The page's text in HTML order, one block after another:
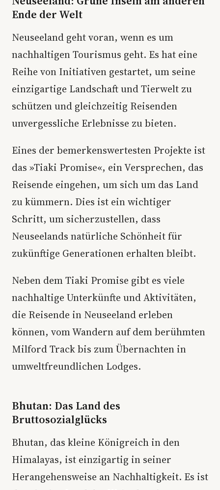
Ende der Welt
Neuseeland geht voran, wenn es um
nachhaltigen Tourismus geht. Es hat eine
Reihe von Initiativen gestartet, um seine
einzigartige Landschaft und Tierwelt zu
schützen und gleichzeitig Reisenden
unvergessliche Erlebnisse zu bieten.
Eines der bemerkenswertesten Projekte ist
das »Tiaki Promise«, ein Versprechen, das
Reisende eingehen, um sich um das Land
zu kümmern. Dies ist ein wichtiger
Schritt, um sicherzustellen, dass
Neuseelands natürliche Schönheit für
zukünftige Generationen erhalten bleibt.
Neben dem Tiaki Promise gibt es viele
nachhaltige Unterkünfte und Aktivitäten,
die Reisende in Neuseeland erleben
können, vom Wandern auf dem berühmten
Milford Track bis zum Übernachten in
umweltfreundlichen Lodges.
Bhutan: Das Land des
Bruttosozialglücks
Bhutan, das kleine Königreich in den
Himalayas, ist einzigartig in seiner
Herangehensweise an Nachhaltigkeit. Es ist